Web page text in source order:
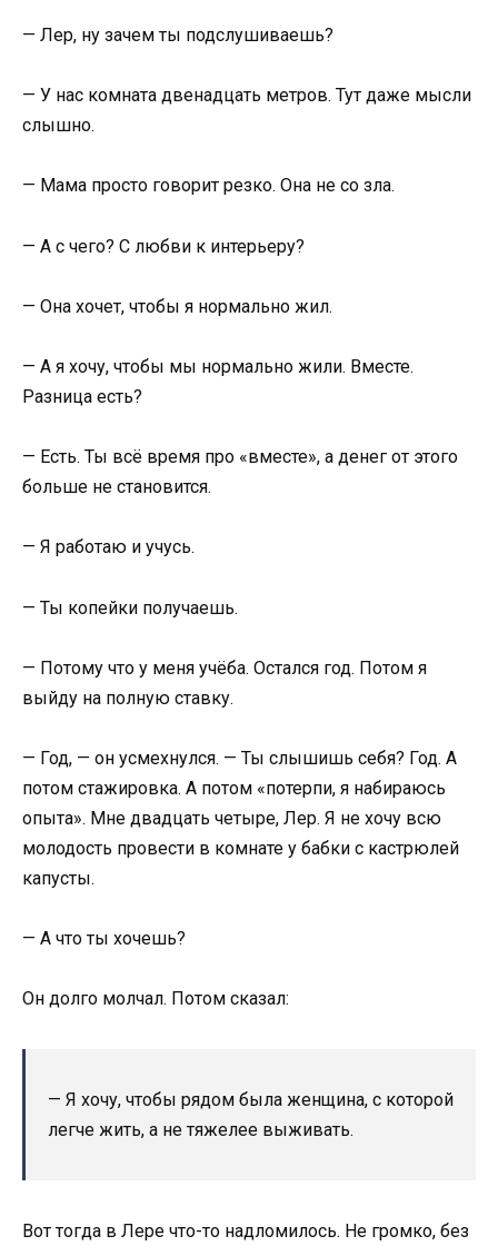
— Лер, ну зачем ты подслушиваешь?
— У нас комната двенадцать метров. Тут даже мысли
слышно.
— Мама просто говорит резко. Она не со зла.
— А с чего? С любви к интерьеру?
— Она хочет, чтобы я нормально жил.
— А я хочу, чтобы мы нормально жили. Вместе.
Разница есть?
— Есть. Ты всё время про «вместе», а денег от этого
больше не становится.
— Я работаю и учусь.
— Ты копейки получаешь.
— Потому что у меня учёба. Остался год. Потом я
выйду на полную ставку.
— Год, — он усмехнулся. — Ты слышишь себя? Год. А
потом стажировка. А потом «потерпи, я набираюсь
опыта». Мне двадцать четыре, Лер. Я не хочу всю
молодость провести в комнате у бабки с кастрюлей
капусты.
— А что ты хочешь?
Он долго молчал. Потом сказал:
— Я хочу, чтобы рядом была женщина, с которой
легче жить, а не тяжелее выживать.
Вот тогда в Лере что-то надломилось. Не громко, без